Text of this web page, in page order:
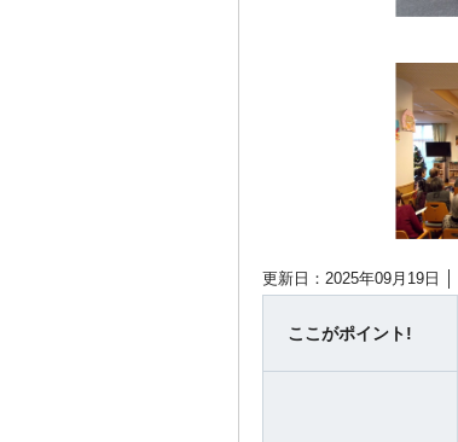
更新日：2025年09月19日 │
ここがポイント!